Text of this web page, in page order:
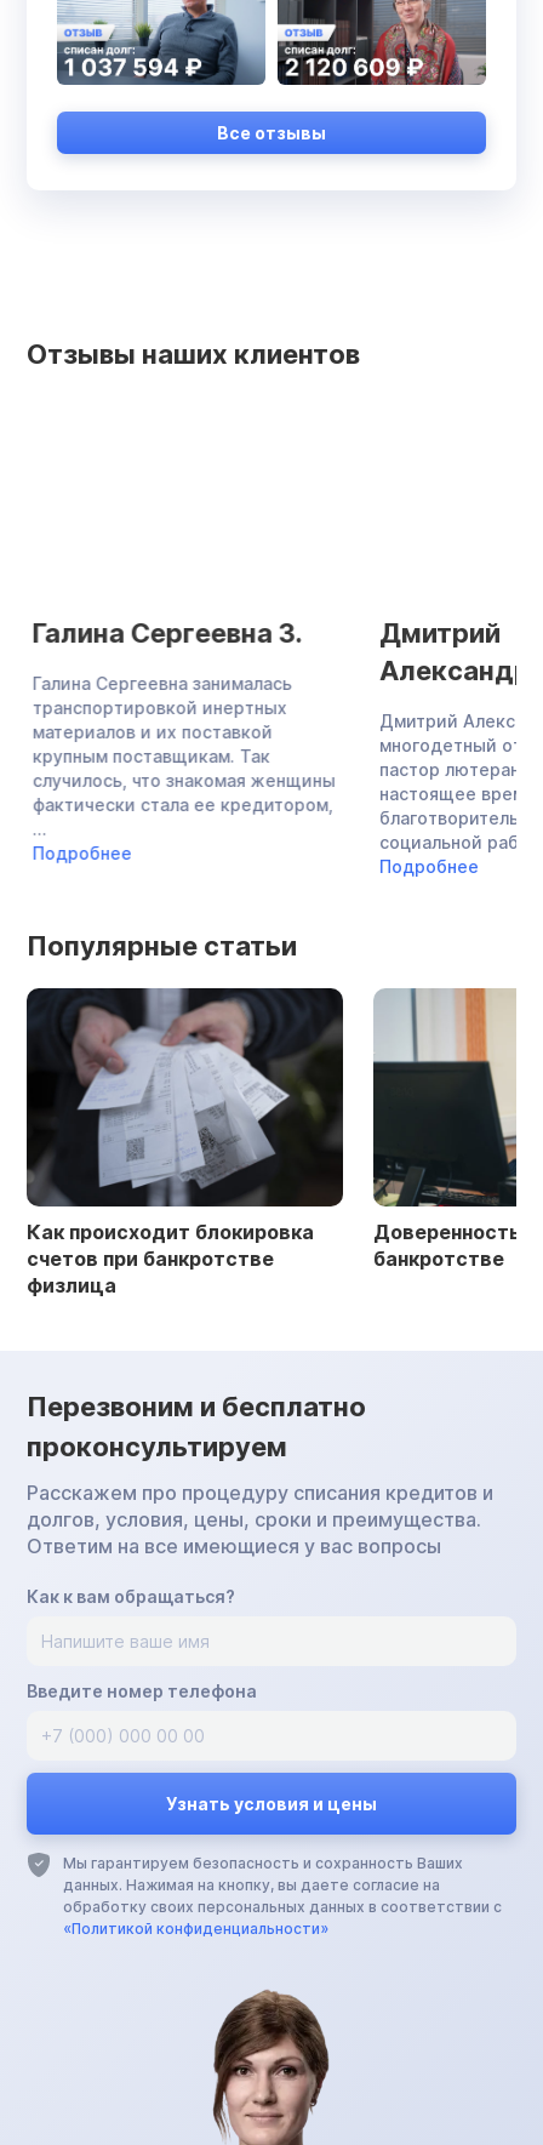
Все отзывы
Отзывы наших клиентов
Галина Сергеевна З.
Галина Сергеевна занималась
транспортировкой инертных
материалов и их поставкой
крупным поставщикам. Так
случилось, что знакомая женщины
фактически стала ее кредитором,
...
Подробнее
Дмитрий
Дмитрий
многодетный
пастор
настоящее время
социальной
Подробнее
Популярные статьи
Как происходит блокировка
счетов при банкротстве
физлица
Доверенность
банкротстве
Перезвоним и бесплатно
проконсультируем
Расскажем про процедуру списания кредитов и
долгов, условия, цены, сроки и преимущества.
Ответим на все имеющиеся у вас вопросы
Как к вам обращаться?
Введите номер телефона
Мы гарантируем безопасность и сохранность Ваших
данных. Нажимая на кнопку, вы даете согласие на
обработку своих персональных данных в соответствии с
«Политикой конфиденциальности»